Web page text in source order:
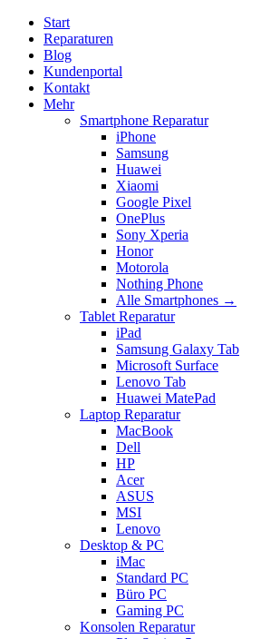
Start
Reparaturen
Blog
Kundenportal
Kontakt
Mehr
Smartphone Reparatur
iPhone
Samsung
Huawei
Xiaomi
Google Pixel
OnePlus
Sony Xperia
Honor
Motorola
Nothing Phone
Alle Smartphones →
Tablet Reparatur
iPad
Samsung Galaxy Tab
Microsoft Surface
Lenovo Tab
Huawei MatePad
Laptop Reparatur
MacBook
Dell
HP
Acer
ASUS
MSI
Lenovo
Desktop & PC
iMac
Standard PC
Büro PC
Gaming PC
Konsolen Reparatur